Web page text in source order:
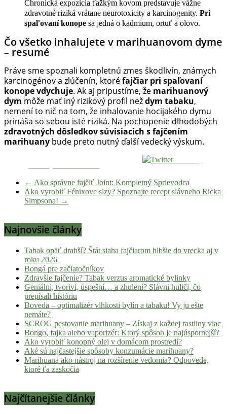
Chronická expozícia ťažkým kovom predstavuje vážne
zdravotné riziká vrátane neurotoxicity a karcinogenity. Pri
spaľovaní konope sa jedná o kadmium, ortuť a olovo.
Čo všetko inhalujete v marihuanovom dyme
– resumé
Práve sme spoznali kompletnú zmes škodlivín, známych
karcinogénov a zlúčenín, ktoréfajčiar pri spaľovaní
konope vdychuje. Ak aj pripustíme, že marihuanový
dym môže mať iný rizikový profil neždym tabaku,
nemení to nič na tom, že inhalovanie hocijakého dymu
prináša so sebou isté riziká. Na pochopenie dlhodobých
zdravotných dôsledkov súvisiacich s fajčením
marihuany bude preto nutný ďalší vedecký výskum.
Tweetni
← Ako správne fajčiť Joint: Kompletný Sprievodca
Ako vyrobiť Fénixove slzy? Spoznajte recept slávneho Ricka
Simpsona! →
Najnovšie články
Tabak opäť drahší? Štát siaha fajčiarom hlbšie do vrecka aj v
roku 2026
Bongá pre začiatočníkov
Zdravšie fajčenie? Tabak verzus aromatické bylinky
Geniálni, tvoriví, úspešní… a zhulení? Slávni huliči, čo
prepísali históriu
Boveda – optimalizér vlhkosti bylín a tabaku! Vy ju ešte
nemáte?
SCROG pestovanie marihuany – Získaj z každej rastliny viac
Bongo, fajka alebo vaporizér: Ktorý spôsob je najúspornejší?
Ako vyrobiť konopný olej v domácom prostredí?
Aké sú najčastejšie spôsoby konzumácie marihuany?
Marihuana ako nástroj na rozšírenie vedomia? Odpovede,
ktoré ťa zaskočia
Najčítanejšie články